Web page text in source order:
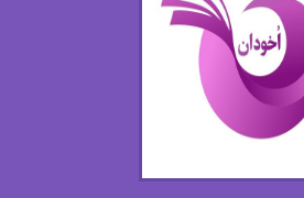
بهار سلطانی
بهاره شیرازی
بهاره.م
بیتا فرخی